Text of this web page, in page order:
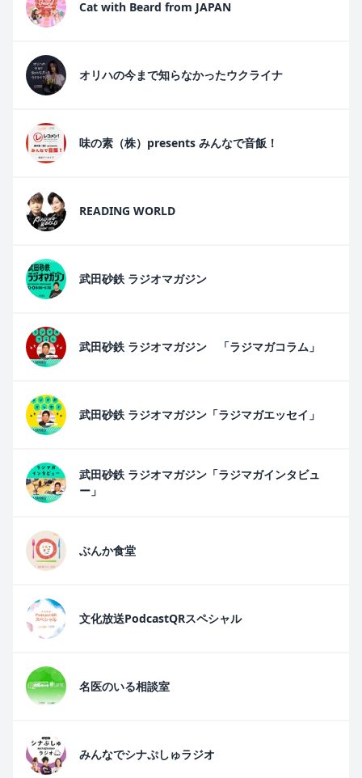
Cat with Beard from JAPAN
オリハの今まで知らなかったウクライナ
味の素（株）presents みんなで音飯！
READING WORLD
武田砂鉄 ラジオマガジン
武田砂鉄 ラジオマガジン 「ラジマガコラム」
武田砂鉄 ラジオマガジン「ラジマガエッセイ」
武田砂鉄 ラジオマガジン「ラジマガインタビュ
ー」
ぶんか食堂
文化放送PodcastQRスペシャル
名医のいる相談室
みんなでシナぷしゅラジオ